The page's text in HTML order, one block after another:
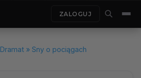
ZALOGUJ
Dramat » Sny o pociągach